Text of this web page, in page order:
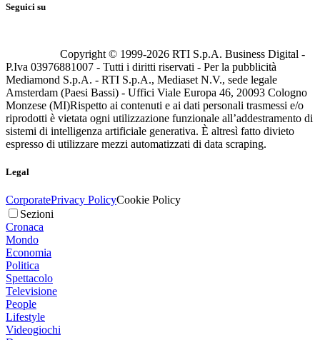
Seguici su
Copyright © 1999-2026 RTI S.p.A. Business Digital -
P.Iva 03976881007 - Tutti i diritti riservati - Per la pubblicità
Mediamond S.p.A. - RTI S.p.A., Mediaset N.V., sede legale
Amsterdam (Paesi Bassi) - Uffici Viale Europa 46, 20093 Cologno
Monzese (MI)Rispetto ai contenuti e ai dati personali trasmessi e/o
riprodotti è vietata ogni utilizzazione funzionale all’addestramento di
sistemi di intelligenza artificiale generativa. È altresì fatto divieto
espresso di utilizzare mezzi automatizzati di data scraping.
Legal
CorporatePrivacy PolicyCookie Policy
Sezioni
Cronaca
Mondo
Economia
Politica
Spettacolo
Televisione
People
Lifestyle
Videogiochi